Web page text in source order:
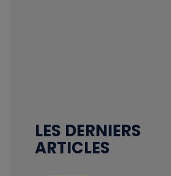
LES DERNIERS
ARTICLES